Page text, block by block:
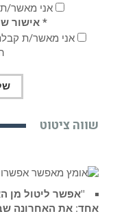
אני מאשר/ת
* אישור
אני מאשר/ת
שווה ציטוט
"אפשר ליטול מן
אחד: את האחרונה